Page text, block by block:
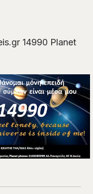
14990 Planet